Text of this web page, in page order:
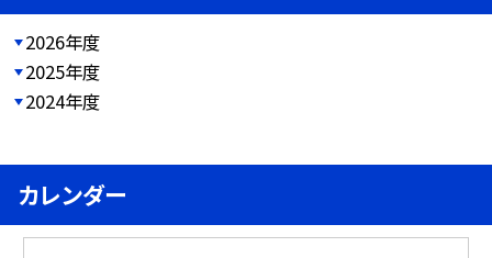
2026年度
2025年度
2024年度
カレンダー